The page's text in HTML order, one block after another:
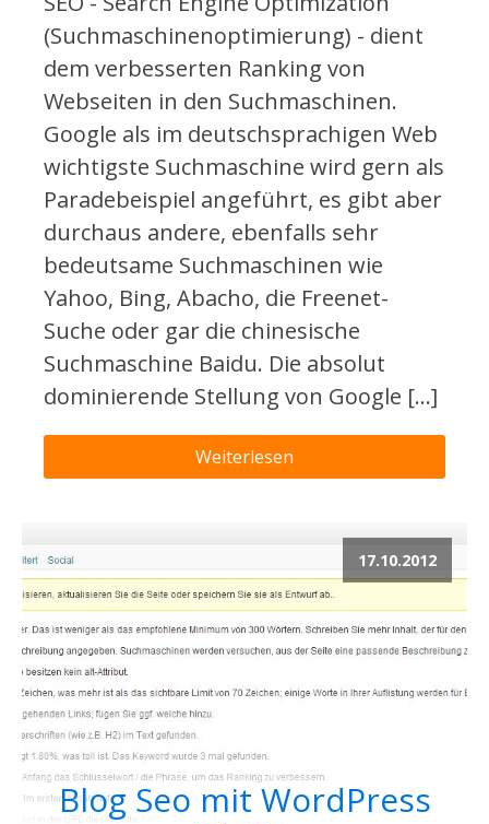
(Suchmaschinenoptimierung) - dient
dem verbesserten Ranking von
Webseiten in den Suchmaschinen.
Google als im deutschsprachigen Web
wichtigste Suchmaschine wird gern als
Paradebeispiel angeführt, es gibt aber
durchaus andere, ebenfalls sehr
bedeutsame Suchmaschinen wie
Yahoo, Bing, Abacho, die Freenet-
Suche oder gar die chinesische
Suchmaschine Baidu. Die absolut
dominierende Stellung von Google […]
Weiterlesen
17.10.2012
Blog Seo mit WordPress